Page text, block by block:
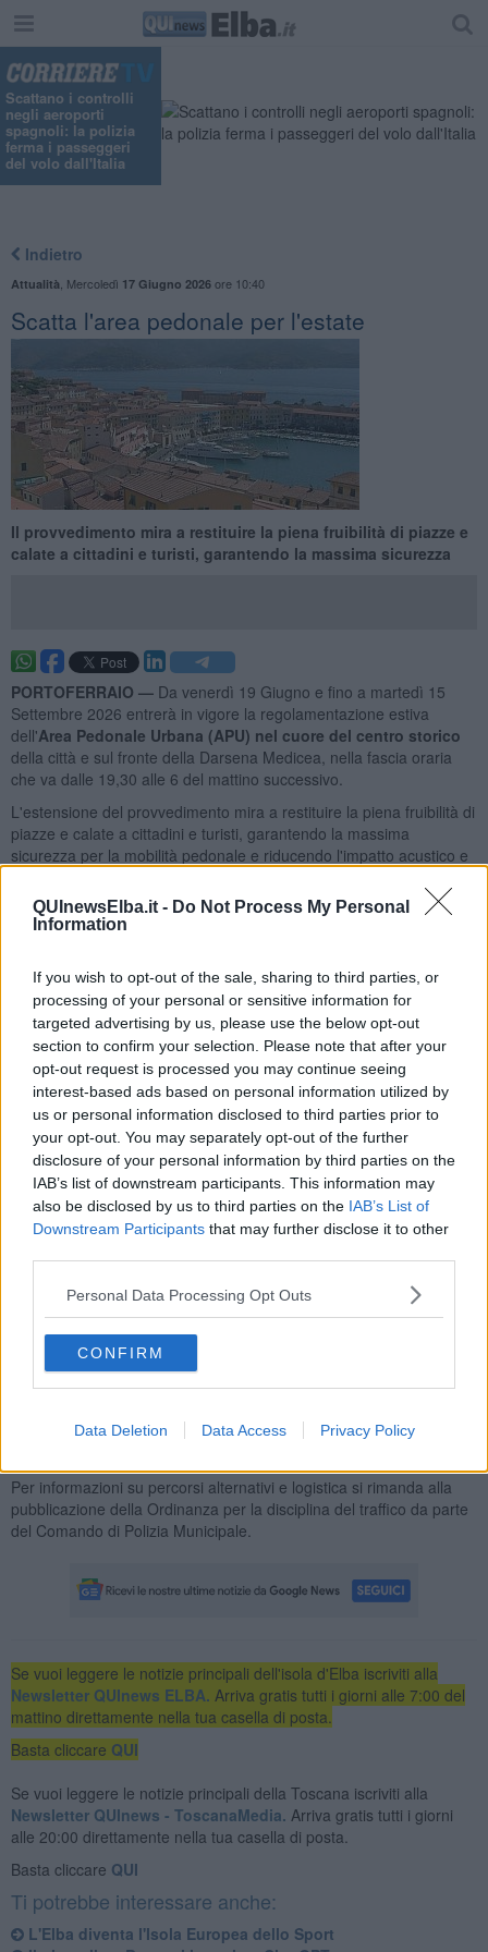
QUInewsElba.it - Do Not Process My Personal
Information
If you wish to opt-out of the sale, sharing to third parties, or
processing of your personal or sensitive information for
targeted advertising by us, please use the below opt-out
section to confirm your selection. Please note that after your
opt-out request is processed you may continue seeing
interest-based ads based on personal information utilized by
us or personal information disclosed to third parties prior to
your opt-out. You may separately opt-out of the further
disclosure of your personal information by third parties on the
IAB’s list of downstream participants. This information may
also be disclosed by us to third parties on the IAB’s List of
Downstream Participants that may further disclose it to other
Personal Data Processing Opt Outs
CONFIRM
Data Deletion Data Access Privacy Policy
Scattano i controlli
negli aeroporti
spagnoli: la polizia
ferma i passeggeri
del volo dall'Italia
Indietro
Attualità Mercoledì 17 Giugno 2026ore 10:40
Scatta l'area pedonale per l'estate
Il provvedimento mira a restituire la piena fruibilità di piazze e
calate a cittadini e turisti, garantendo la massima sicurezza
PORTOFERRAIO — Da venerdì 19 Giugno e fino a martedì 15
Settembre 2026 entrerà in vigore la regolamentazione estiva
dell'Area Pedonale Urbana (APU) nel cuore del centro storico
della città e sul fronte della Darsena Medicea, nella fascia oraria
che va dalle 19,30 alle 6 del mattino successivo.
L'estensione del provvedimento mira a restituire la piena fruibilità di
piazze e calate a cittadini e turisti, garantendo la massima
sicurezza per la mobilità pedonale e riducendo l'impatto acustico e
Previsti dunque, il divieto assoluto di transito e sosta a tutti i veicoli
tutti i giorni, dalle ore 19,30 alle ore 6 del mattino successivo. Il
provvedimento interesserà l'asse viario di Calata Mazzini, Calata
Matteotti, Piazza Cavour e le principali diramazioni interne del
Centro Storico classificate come APU. Nelle zone interessate
scatterà il divieto di sosta con rimozione forzata per i mezzi non
autorizzati a partire dalle ore 19,30.
In deroga ai divieti, l'accesso alla pavimentazione stradale dell'APU
è rigidamente limitato a: mezzi di soccorso sanitario, Protezione
Civile e Vigili del Fuoco in servizio di emergenza; autovetture delle
Forze dell'Ordine e della Polizia Municipale; veicoli al servizio di
persone con limitata capacità motoria muniti di contrassegno CUDE
stalli dedicati o per il tempo strettamente necessario alla
salita/discesa; veicoli per servizi tecnologici e di pubblica utilità
previa comunicazione al Comando.
“Confidiamo nella consueta collaborazione di residenti, visitatori e
operatori economici per la valorizzazione del centro storico – ha
commentato il vicesindaco e assessore alla viabilità Roberto Manzi
riproporre una formula ormai collaudata che ci auguriamo possa
Per informazioni su percorsi alternativi e logistica si rimanda alla
pubblicazione della Ordinanza per la disciplina del traffico da parte
del Comando di Polizia Municipale.
Se vuoi leggere le notizie principali dell'isola d'Elba iscriviti alla
Newsletter QUInews ELBA. Arriva gratis tutti i giorni alle 7:00 del
mattino direttamente nella tua casella di posta.
Basta cliccare QUI
Se vuoi leggere le notizie principali della Toscana iscriviti alla
Newsletter QUInews - ToscanaMedia. Arriva gratis tutti i giorni
alle 20:00 direttamente nella tua casella di posta.
Basta cliccare QUI
Ti potrebbe interessare anche:
L'Elba diventa l'Isola Europea dello Sport